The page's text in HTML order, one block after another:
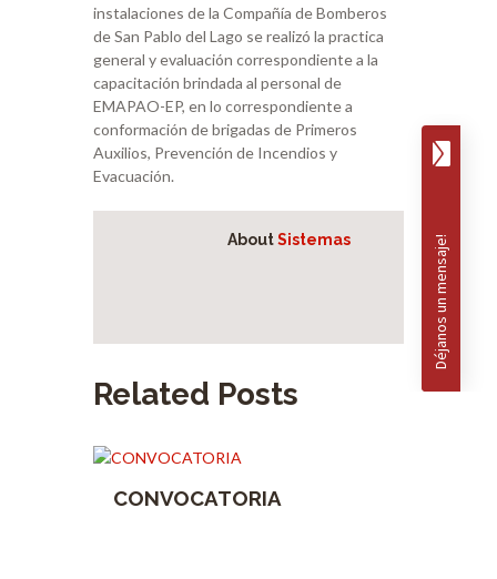
instalaciones de la Compañía de Bomberos
de San Pablo del Lago se realizó la practica
general y evaluación correspondiente a la
capacitación brindada al personal de
EMAPAO-EP, en lo correspondiente a
conformación de brigadas de Primeros
Auxilios, Prevención de Incendios y
Evacuación.
AboutSistemas
Related Posts
CONVOCATORIA